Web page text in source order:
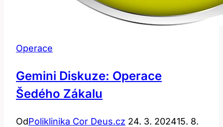
Operace
Gemini Diskuze: Operace
Šedého Zákalu
OdPoliklinika Cor Deus.cz 24. 3. 202415. 8.